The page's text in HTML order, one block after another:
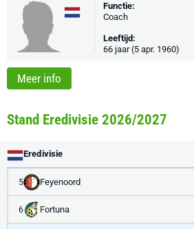
Functie:
Coach
Leeftijd:
66 jaar (5 apr. 1960)
Meer info
Stand Eredivisie 2026/2027
Eredivisie
5 Feyenoord
6 Fortuna